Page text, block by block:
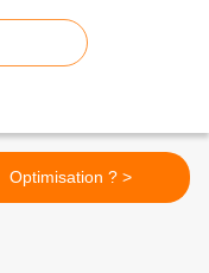
Optimisation ? >